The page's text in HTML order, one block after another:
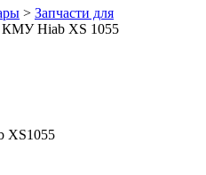
> Запчасти для
КМУ Hiab XS 1055
XS1055